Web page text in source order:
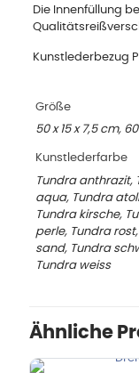
Die Innenfüllung
Kunstlederbezug
Größe
50 x 15 x 7,5 cm,
Kunstlederfarbe
Tundra anthrazit,
aqua, Tundra
Tundra kirsche,
perle, Tundra
sand, Tundra
Tundra weiss
Ähnliche